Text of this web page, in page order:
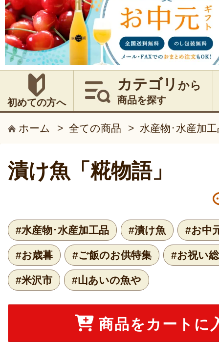
初めての方へ
カテゴリ から
商品を探す
ホーム > 全ての商品 > 水産物･水産加
漬け魚「糀物語」
#水産物･水産加工品 #漬け魚 #お中
#お歳暮 #ご飯のお供特集 #お祝い
#米沢市 #山あいの魚や
商品をカートに